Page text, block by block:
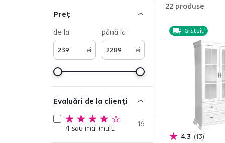
Preț
lei
de la
lei
până la
Evaluări de la clienți
4 sau mai mult 16
22 produse
Gratuit
4,3 13